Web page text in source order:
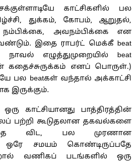
காட்சிகளில் பல
துக்கம், கோபம், ஆறுதல்,
நம்பிக்கை, அவநம்பிக்கை என
இதை ராபர்ட் மெக்கீ beat
எழுத்துமுறையில் beat
கதைச்சுருக்கம் எனப் பொருள்.)
பல beatகள் வந்தால் அக்காட்சி
இருக்கும்.
காட்சியானது பாத்திரத்தின்
பற்றி கூடுதலான தகவல்களை
விட, பல முரணான
ஒரே சமயம் கொண்டிருப்பதே
வணிகப் படங்களில் ஒரு